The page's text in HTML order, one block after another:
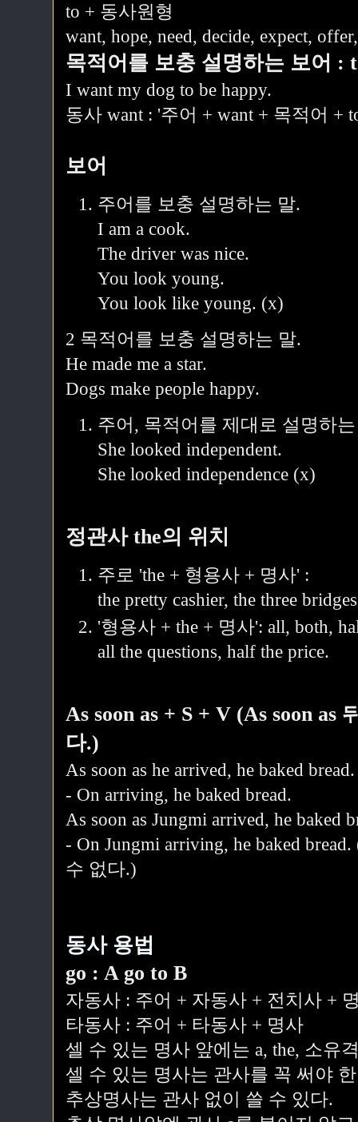
to + 동사원형
want, hope, need, decide, expect,
목적어를 보충 설명하는 보어 :
I want my dog to be happy.
동사 want : '주어 + want + 목적어 +
보어
주어를 보충 설명하는 말.
I am a cook.
The driver was nice.
You look young.
You look like young. (x)
2 목적어를 보충 설명하는 말.
He made me a star.
Dogs make people happy.
주어, 목적어를 제대로 설명하
She looked independent.
She looked independence (x)
정관사 the의 위치
주로 'the + 형용사 + 명사' :
the pretty cashier, the three bridges
'형용사 + the + 명사': all, both,
all the questions, half the price.
As soon as + S + V (As soon as
다.)
As soon as he arrived, he baked bread.
- On arriving, he baked bread.
As soon as Jungmi arrived, he baked
- On Jungmi arriving, he baked
수 없다.)
동사 용법
go : A go to B
자동사 : 주어 + 자동사 + 전치사 +
타동사 : 주어 + 타동사 + 명사
셀 수 있는 명사 앞에는 a, the, 소유
셀 수 있는 명사는 관사를 꼭 써야
추상명사는 관사 없이 쓸 수 있다.